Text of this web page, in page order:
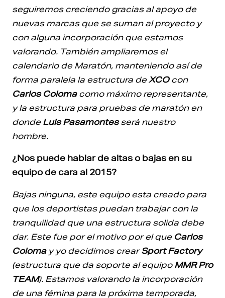
seguiremos creciendo gracias al apoyo de
nuevas marcas que se suman al proyecto y
con alguna incorporación que estamos
valorando. También ampliaremos el
calendario de Maratón, manteniendo así de
forma paralela la estructura deXCOcon
Carlos Colomacomo máximo representante,
y la estructura para pruebas de maratón en
dondeLuis Pasamontesserá nuestro
hombre.
¿Nos puede hablar de altas o bajas en su
equipo de cara al 2015?
Bajas ninguna, este equipo esta creado para
que los deportistas puedan trabajar con la
tranquilidad que una estructura solida debe
dar. Este fue por el motivo por el que Carlos
Coloma y yo decidimos crearSport Factory
(estructura que da soporte al equipoMMR Pro
TEAM). Estamos valorando la incorporación
de una fémina para la próxima temporada,